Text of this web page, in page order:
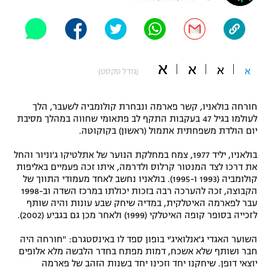
"מחצית בשכונה" – פודקאסט
תקנון עבור פעילות אלקטרה
תקנון עבור פעילות ספורט 1 – "מרלן"
תנאי שימוש
מדיניות פרטיות
תקנון פעילות ספורט 1
אופניים
פוטבול אמריקאי NFL
ספורט אתגרי ואקסטרים
אומנויות לחימה
א א א א (גודל טקסט)
חורחה בולאניו, קשר פארמה ונבחרת קולומביה לשעבר, הלך
לעולמו בגיל 47 בעקבות התקף לב פתאומי שחווה במהלך מסיבת
יום הולדת משפחתית אתמול (ראשון) בקוקוטה.
בולאניו, יליד 1977, צמח במחלקת הנוער של אתלטיקו ג'וניור והחל
את דרכו לצד המנטור קרלוס ולדרמה, איתו זכה פעמיים באליפות
קולומביה (1993 ו-1995). בולאניו נחשב לאחד מעמודי התווך של
הקבוצה, זכה להערכה רבה בזכות יכולתו במרכז השדה וב-1998
עבר לפארמה האיטלקית, במדיה שיחק שבע עונות והיה שותף
לזכייה בסופר קופה האיטלקי (1999) ולאחר מכן גם בגביע (2002).
השוער האגדי ג'אנלואיג'י בופון ספד לו באינסטגרם: "חורחה היה
חבר ושותף שלא אשכח, דמות מפתח בחדר הלבשה מלא אלופים
יוצאי דופן. שיחקנו יחד וזכינו יחד בשנות הזהב של פארמה